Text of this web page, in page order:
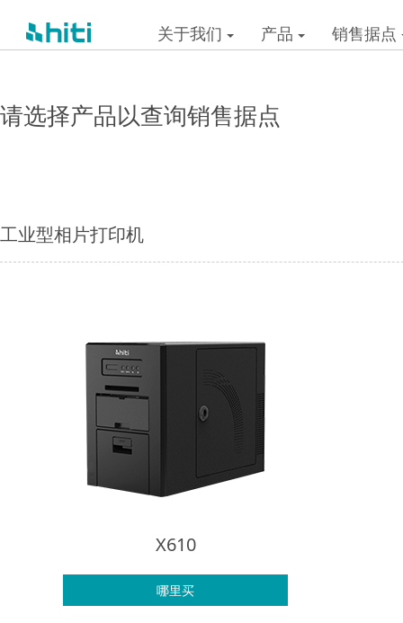
关于我们 产品 销售据点
请选择产品以查询销售据点
工业型相片打印机
X610
哪里买